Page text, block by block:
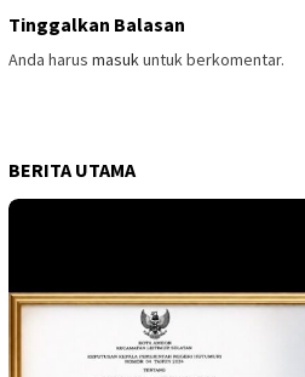
Tinggalkan Balasan
Anda harus masuk untuk berkomentar.
BERITA UTAMA